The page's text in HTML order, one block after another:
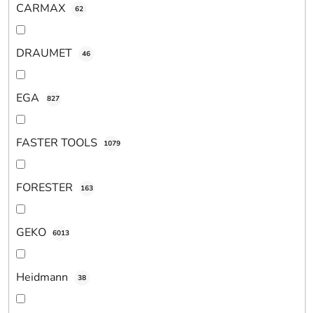
CARMAX 62
DRAUMET 46
EGA 827
FASTER TOOLS 1079
FORESTER 163
GEKO 6013
Heidmann 38